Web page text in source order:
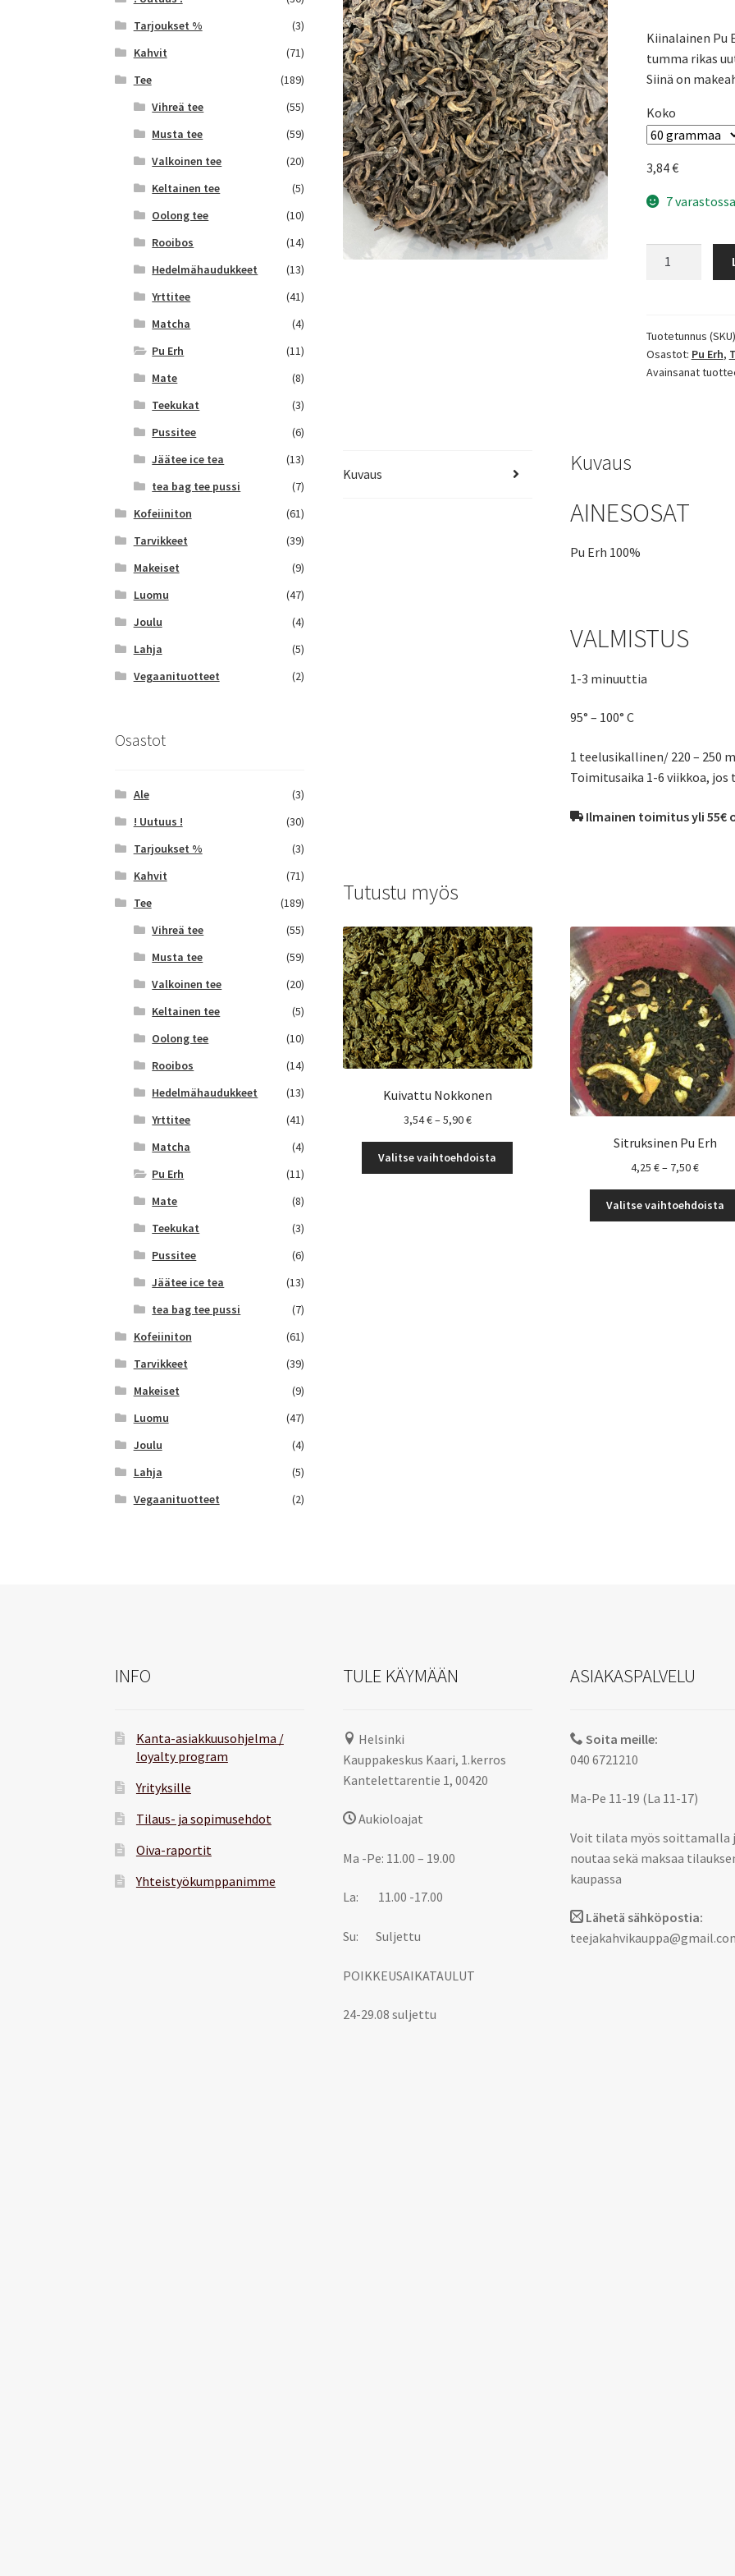
Kiinalainen Pu
tumma rikas
Siinä on
Koko
3,84€
7
Tuotetunnus
Osastot: Pu Erh,
Avainsanat
Kuvaus Kuvaus
AINESOSAT
Pu Erh 100%
VALMISTUS
1-3 minuuttia
95° – 100° C
1 teelusikallinen/ 220 – 250
Toimitusaika 1-6 viikkoa,
Ilmainen toimitus yli 55€
Tutustu myös
Kuivattu Nokkonen
3,54€–5,90€Hintaluokka:
-
5,90 €
Valitse vaihtoehdoista
Sitruksinen Pu Erh
4,25€– 7,50€
-
7,50 €
Valitse vaihtoehdoista
Tarjoukset %
(3)
Kahvit
(71)
Tee
(189)
Vihreä tee
(55)
Musta tee
(59)
Valkoinen tee
(20)
Keltainen tee
(5)
Oolong tee
(10)
Rooibos
(14)
Hedelmähaudukkeet
(13)
Yrttitee
(41)
Matcha
(4)
Pu Erh
(11)
Mate
(8)
Teekukat
(3)
Pussitee
(6)
Jäätee ice tea
(13)
tea bag tee pussi
(7)
Kofeiiniton
(61)
Tarvikkeet
(39)
Makeiset
(9)
Luomu
(47)
Joulu
(4)
Lahja
(5)
Vegaanituotteet
(2)
Osastot
Ale
(3)
! Uutuus !
(30)
Tarjoukset %
(3)
Kahvit
(71)
Tee
(189)
Vihreä tee
(55)
Musta tee
(59)
Valkoinen tee
(20)
Keltainen tee
(5)
Oolong tee
(10)
Rooibos
(14)
Hedelmähaudukkeet
(13)
Yrttitee
(41)
Matcha
(4)
Pu Erh
(11)
Mate
(8)
Teekukat
(3)
Pussitee
(6)
Jäätee ice tea
(13)
tea bag tee pussi
(7)
Kofeiiniton
(61)
Tarvikkeet
(39)
Makeiset
(9)
Luomu
(47)
Joulu
(4)
Lahja
(5)
Vegaanituotteet
(2)
INFO
Kanta-asiakkuusohjelma /
loyalty program
Yrityksille
Tilaus- ja sopimusehdot
Oiva-raportit
Yhteistyökumppanimme
TULE KÄYMÄÄN
Helsinki
Kauppakeskus Kaari, 1.kerros
Kantelettarentie 1, 00420
Aukioloajat
Ma -Pe: 11.00 – 19.00
La: 11.00 -17.00
Su: Suljettu
POIKKEUSAIKATAULUT
24-29.08 suljettu
ASIAKASPALVELU
Soita meille:
040 6721210
Ma-Pe 11-19 (La 11-17)
Voit tilata myös soittamalla
noutaa sekä maksaa
kaupassa
Lähetä sähköpostia: